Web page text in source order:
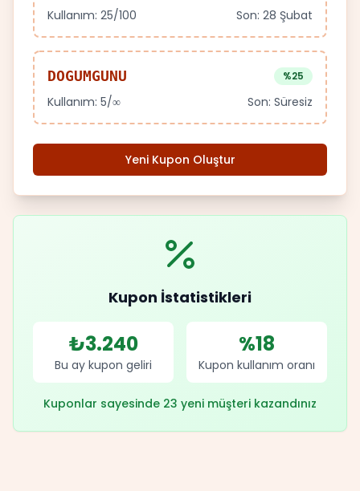
Kullanım: 25/100 Son: 28 Şubat
DOGUMGUNU %25
Kullanım: 5/∞ Son: Süresiz
Yeni Kupon Oluştur
Kupon İstatistikleri
₺3.240
Bu ay kupon geliri
%18
Kupon kullanım oranı
Kuponlar sayesinde 23 yeni müşteri kazandınız